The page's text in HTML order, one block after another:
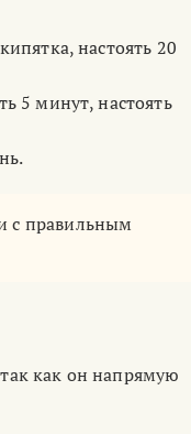
настоять 20
5 минут, настоять
с правильным
как он напрямую